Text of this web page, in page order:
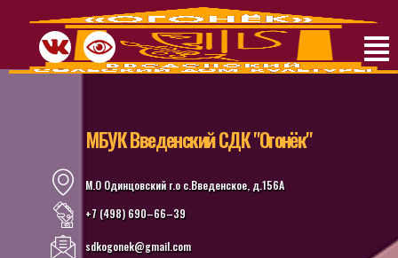
МБУК Введенский СДК "Огонёк"
М.О Одинцовский г.о с.Введенское, д.156А
+7 (498) 690–66–39
sdkogonek@gmail.com